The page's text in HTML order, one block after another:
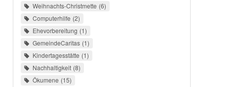
Weihnachts-Christmette 6
Computerhilfe 2
Ehevorbereitung 1
GemeindeCaritas 1
Kindertagesstätte 1
Nachhaltigkeit 8
Ökumene 15